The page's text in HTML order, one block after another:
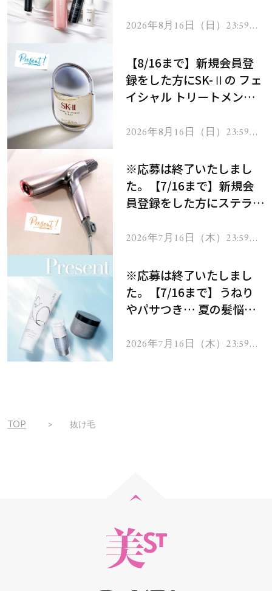
2026年8月16日（日）23:59ま
【8/16まで】新規会員登
録をした方にSK-Ⅱの フェ
イシャル トリートメント
2026年8月16日（日）23:59ま
※応募は終了いたしまし
た。【7/16まで】新規会
員登録をした方にステラボ
ヘアドライヤー ジュエル
2026年7月16日（木）23:59ま
※応募は終了いたしまし
た。【7/16まで】うねり
やパサつき… 夏の髪悩み
ムを13名様にプレゼン
2026年7月16日（木）23:59ま
TOP 抜け毛